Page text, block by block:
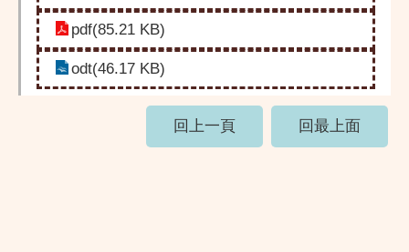
pdf(85.21 KB)
odt(46.17 KB)
回上一頁 回最上面